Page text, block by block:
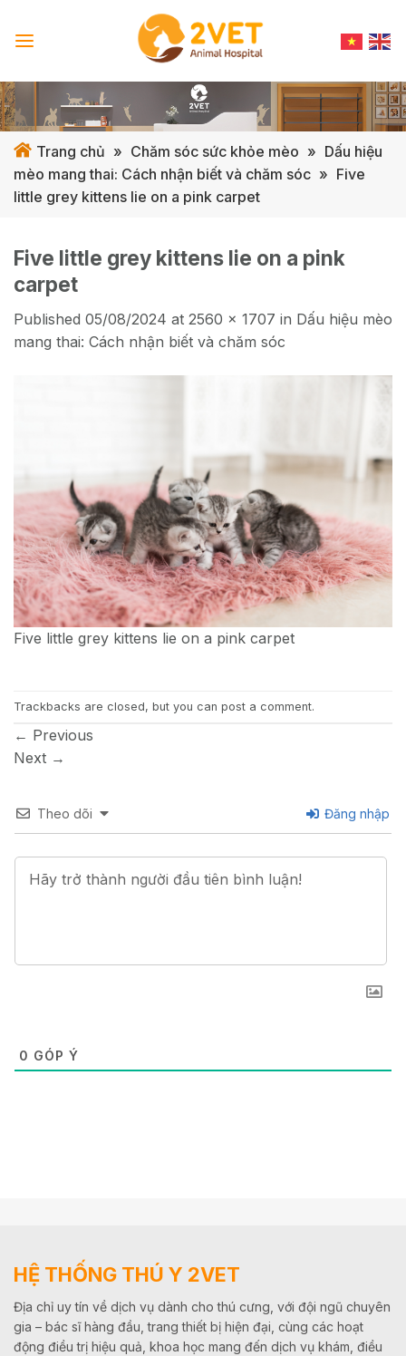
Trang chủ » Chăm sóc sức khỏe mèo » Dấu hiệu
mèo mang thai: Cách nhận biết và chăm sóc » Five
little grey kittens lie on a pink carpet
Five little grey kittens lie on a pink
carpet
Published 05/08/2024 at 2560 × 1707 in Dấu hiệu mèo
mang thai: Cách nhận biết và chăm sóc
Five little grey kittens lie on a pink carpet
Trackbacks are closed, but you can post a comment.
← Previous
Next →
Theo dõi Đăng nhập
0 GÓP Ý
HỆ THỐNG THÚ Y 2VET
Địa chỉ uy tín về dịch vụ dành cho thú cưng, với đội ngũ chuyên
gia – bác sĩ hàng đầu, trang thiết bị hiện đại, cùng các hoạt
động điều trị hiệu quả, khoa học mang đến dịch vụ khám, điều